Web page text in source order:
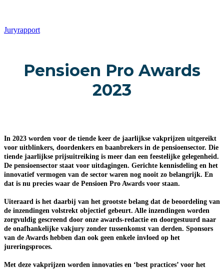
Juryrapport
Pensioen Pro Awards
2023
In 2023 worden voor de tiende keer de jaarlijkse vakprijzen uitgereikt
voor uitblinkers, doordenkers en baanbrekers in de pensioensector. Die
tiende jaarlijkse prijsuitreiking is meer dan een feestelijke gelegenheid.
De pensioensector staat voor uitdagingen. Gerichte kennisdeling en het
innovatief vermogen van de sector waren nog nooit zo belangrijk. En
dat is nu precies waar de Pensioen Pro Awards voor staan.
Uiteraard is het daarbij van het grootste belang dat de beoordeling van
de inzendingen volstrekt objectief gebeurt. Alle inzendingen worden
zorgvuldig gescreend door onze awards-redactie en doorgestuurd naar
de onafhankelijke vakjury zonder tussenkomst van derden. Sponsors
van de Awards hebben dan ook geen enkele invloed op het
jureringsproces.
Met deze vakprijzen worden innovaties en ‘best practices’ voor het